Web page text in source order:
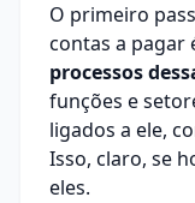
O primeiro
contas a pagar
processos
funções e
ligados a ele,
Isso, claro, se
eles.